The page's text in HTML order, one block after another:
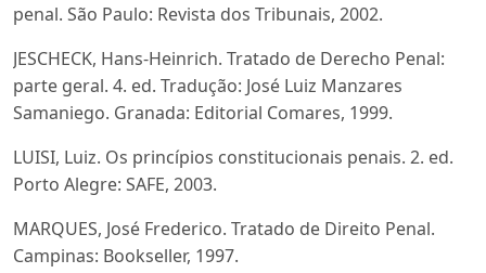
penal. São Paulo: Revista dos Tribunais, 2002.
JESCHECK, Hans-Heinrich. Tratado de Derecho Penal:
parte geral. 4. ed. Tradução: José Luiz Manzares
Samaniego. Granada: Editorial Comares, 1999.
LUISI, Luiz. Os princípios constitucionais penais. 2. ed.
Porto Alegre: SAFE, 2003.
MARQUES, José Frederico. Tratado de Direito Penal.
Campinas: Bookseller, 1997.